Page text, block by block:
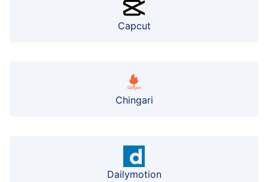
Capcut
Chingari
Dailymotion